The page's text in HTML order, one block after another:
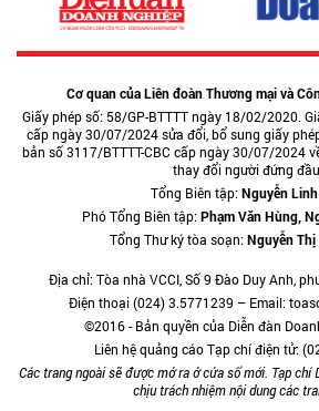
Cơ quan của Liên đoàn Thương mại và
Giấy phép số: 58/GP-BTTTT ngày 18/02/2020.
cấp ngày 30/07/2024 sửa đổi, bổ sung giấy
bản số 3117/BTTTT-CBC cấp ngày 30/07/2024
thay đổi người đứng
Tổng Biên tập:Nguyễn
Phó Tổng Biên tập:Phạm Văn Hùng,
Tổng Thư ký tòa soạn:Nguyễn
Địa chỉ: Tòa nhà VCCI, Số 9 Đào Duy Anh,
Điện thoại (024) 3.5771239 – Email:
©2016 - Bản quyền của Diễn đàn
Liên hệ quảng cáo Tạp chí điện tử:
Các trang ngoài sẽ được mở ra ở cửa sổ mới. Tạp chí
chịu trách nhiệm nội dung các